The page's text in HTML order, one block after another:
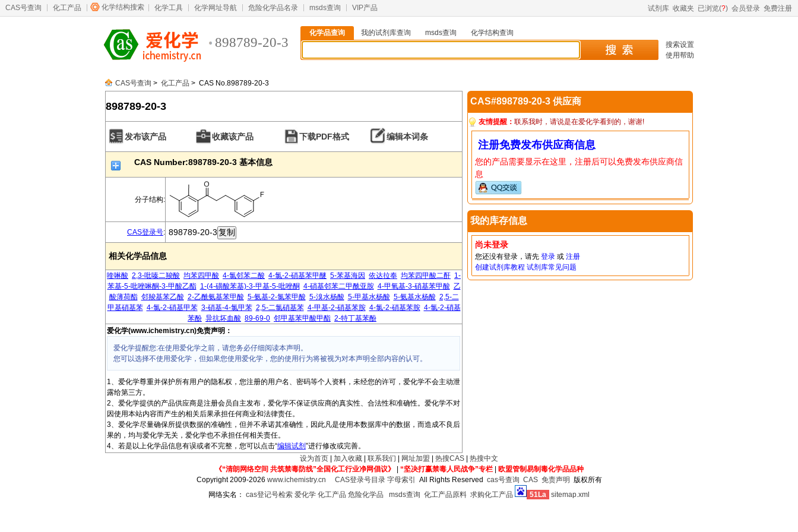
CAS号查询 化工产品 化学结构搜索 化学工具 化学网址导航 危险化学品名录 msds查询 VIP产品 试剂库 收藏夹 已浏览(?) 会员登录 免费注册
898789-20-3
化学品查询 我的试剂库查询 msds查询
化学结构查询
搜索设置
使用帮助
CAS号查询 > 化工产品 > CAS No.898789-20-3
898789-20-3
发布该产品 收藏该产品 下载PDF格式 编辑本词条
CAS Number:898789-20-3 基本信息
分子结构:
CAS登录号: 898789-20-3
相关化学品信息
喹啉酸 2,3-吡嗪二羧酸 均苯四甲酸 4-氯邻苯二酸 4-氯-2-硝基苯甲醚 5-苯基海因 依达拉奉 均苯四甲酸二酐 1-
苯基-5-吡唑啉酮-3-甲酸乙酯 1-(4-磺酸苯基)-3-甲基-5-吡唑酮 4-硝基邻苯二甲酰亚胺 4-甲氧基-3-硝基苯甲酸 乙
酸薄荷酯 邻羧基苯乙酸 2-乙酰氨基苯甲酸 5-氨基-2-氯苯甲酸 5-溴水杨酸 5-甲基水杨酸 5-氨基水杨酸 2,5-二
甲基硝基苯 4-氯-2-硝基甲苯 3-硝基-4-氯甲苯 2,5-二氯硝基苯 4-甲基-2-硝基苯胺 4-氯-2-硝基苯胺 4-氯-2-硝基
苯酚 异抗坏血酸 89-69-0 邻甲基苯甲酸甲酯 2-特丁基苯酚
爱化学(www.ichemistry.cn)免责声明：
爱化学提醒您:在使用爱化学之前，请您务必仔细阅读本声明。
您可以选择不使用爱化学，但如果您使用爱化学，您的使用行为将被视为对本声明全部内容的认可。
1、爱化学尊重并保护所有用户的隐私权，您注册的用户名、密码等个人资料，未经您的许可，爱化学不会主动泄
露给第三方。
2、爱化学提供的产品供应商是注册会员自主发布，爱化学不保证供应商的真实性、合法性和准确性。爱化学不对
因使用本站内容而产生的相关后果承担任何商业和法律责任。
3、爱化学尽量确保所提供数据的准确性，但并不承诺其准确性，因此凡是使用本数据库中的数据，而造成不良后
果的，均与爱化学无关，爱化学也不承担任何相关责任。
4、若是以上化学品信息有误或者不完整，您可以点击“编辑试剂 ”进行修改或完善。
CAS#898789-20-3 供应商
友情提醒： 联系我时，请说是在爱化学看到的，谢谢!
注册免费发布供应商信息
您的产品需要显示在这里，注册后可以免费发布供应商信
息
我的库存信息
尚未登录
您还没有登录，请先 登录或 注册
创建试剂库教程 试剂库常见问题
设为首页 加入收藏 联系我们 网址加盟 热搜CAS
热搜中文
《“清朗网络空间 共筑禁毒防线”全国化工行业净网倡议》
“坚决打赢禁毒人民战争”专栏|
欧盟管制易制毒化学品品种
Copyright 2009-2026 www.ichemistry.cn CAS登录号目录 字母索引 All Rights Reserved cas号查询 CAS 免责声明 版权所有
网络实名： cas登记号检索 爱化学 化工产品 危险化学品 msds查询 化工产品原料 求购化工产品 51La sitemap.xml